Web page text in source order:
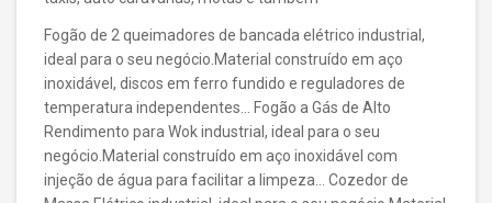
Fogão de 2 queimadores de bancada elétrico industrial,
ideal para o seu negócio.Material construído em aço
inoxidável, discos em ferro fundido e reguladores de
temperatura independentes… Fogão a Gás de Alto
Rendimento para Wok industrial, ideal para o seu
negócio.Material construído em aço inoxidável com
injeção de água para facilitar a limpeza… Cozedor de